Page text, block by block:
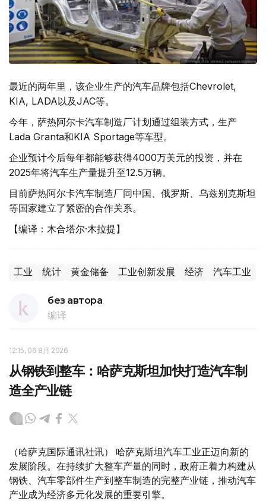
最近的两年里，该企业生产的汽车品牌包括Chevrolet,
KIA, LADA以及JAC等。
今年，萨热阿尔卡汽车制造厂计划通过组装方式，生产
Lada Granta和KIA Sportagе等车型。
企业预计今后每年都能够获得4000万美元的投资，并在
2025年将汽车生产量提升至12.5万辆。
目前萨热阿尔卡汽车制造厂同中国、俄罗斯、乌兹别克斯坦
等国家建立了紧密的合作关系。
【编译：木合塔尔·木拉提】
工业 统计 黄金储备 工业创新发展 经济 汽车工业
без автора
编译
12:15, 06 8月 2026
从钢铁到整车：哈萨克斯坦加快打造汽车制
造全产业链
（哈萨克国际通讯社讯） 哈萨克斯坦汽车工业正迈向新的
发展阶段。在持续扩大整车产量的同时，政府正着力构建从
钢铁、汽车零部件生产到整车制造的完整产业链，推动汽车
产业成为经济多元化发展的重要引擎。